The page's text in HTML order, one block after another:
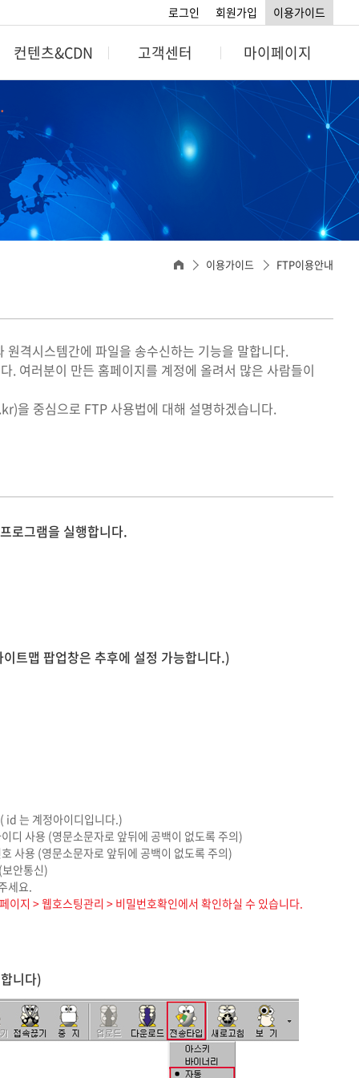
로그인 회원가입 이용가이드
컨텐츠&CDN 고객센터 마이페이지
밍
자주묻는질문
문의게시판
마이페이지
회원정보
SMS호스팅관리
도메인관리
이메일관리
SSL보안서버관리
이용가이드 FTP이용안내
격시스템간에 파일을 송수신하는 기능을 말합니다.
. 여러분이 만든 홈페이지를 계정에 올려서 많은 사람들이
을 중심으로 FTP 사용법에 대해 설명하겠습니다.
로그램을 실행합니다.
트맵 팝업창은 추후에 설정 가능합니다.)
는 계정아이디입니다.)
디 사용 (영문소문자로 앞뒤에 공백이 없도록 주의)
사용 (영문소문자로 앞뒤에 공백이 없도록 주의)
안통신)
세요.
이지 > 웹호스팅관리 > 비밀번호확인에서 확인하실 수 있습니다.
니다)